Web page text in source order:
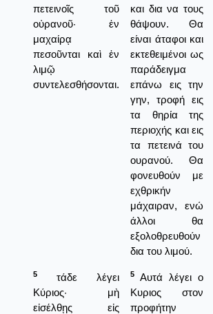
πετεινοῖς τοῦ
οὐρανοῦ· ἐν
μαχαίρᾳ
πεσοῦνται καὶ ἐν
λιμῷ
συντελεσθήσονται.
και δια να τους
θάψουν. Θα
είναι άταφοι και
εκτεθειμένοι ως
παράδειγμα
επάνω εις την
γην, τροφή εις
τα θηρία της
περιοχής και εις
τα πετεινά του
ουρανού. Θα
φονευθούν με
εχθρικήν
μάχαιραν, ενώ
άλλοι θα
εξολοθρευθούν
δια του λιμού.
5
τάδε λέγει
Κύριος· μὴ
εἰσέλθῃς εἰς
5
Αυτά λέγει ο
Κυριος στον
προφήτην